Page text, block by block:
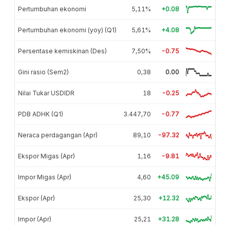
Pertumbuhan ekonomi 5,11% +0.08
Pertumbuhan ekonomi (yoy) (Q1) 5,61% +4.08
Persentase kemiskinan (Des) 7,50% -0.75
Gini rasio (Sem2) 0,38 0.00
Nilai Tukar USDIDR 18 -0.25
PDB ADHK (Q1) 3.447,70 -0.77
Neraca perdagangan (Apr) 89,10 -97.32
Ekspor Migas (Apr) 1,16 -9.81
Impor Migas (Apr) 4,60 +45.09
Ekspor (Apr) 25,30 +12.32
Impor (Apr) 25,21 +31.28